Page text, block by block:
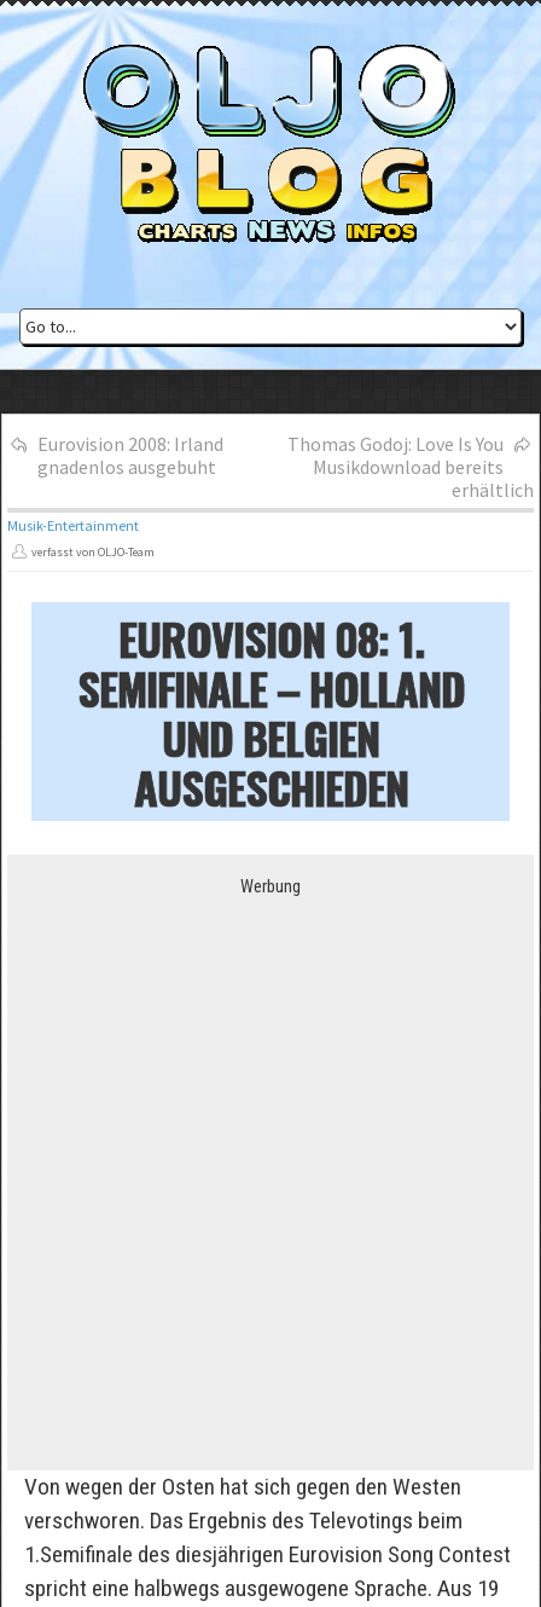
Eurovision 2008: Irland
gnadenlos ausgebuht
Thomas Godoj: Love Is You
Musikdownload bereits
erhältlich
Musik-Entertainment
verfasst von OLJO-Team
EUROVISION 08: 1.
SEMIFINALE – HOLLAND
UND BELGIEN
AUSGESCHIEDEN
Werbung
Von wegen der Osten hat sich gegen den Westen
verschworen. Das Ergebnis des Televotings beim
1.Semifinale des diesjährigen Eurovision Song Contest
spricht eine halbwegs ausgewogene Sprache. Aus 19